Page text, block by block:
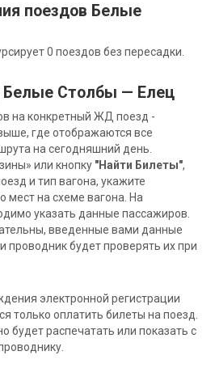
поездов Белые
0 поездов без пересадки.
Белые Столбы — Елец
на конкретный ЖД поезд -
где отображаются все
на сегодняшний день.
или кнопку "Найти Билеты",
и тип вагона, укажите
мест на схеме вагона. На
указать данные пассажиров.
введенные вами данные
проводник будет проверять их при
электронной регистрации
только оплатить билеты на поезд.
будет распечатать или показать с